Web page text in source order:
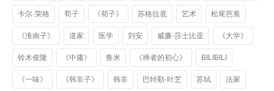
卡尔·荣格 荀子 《荀子》 苏格拉底 艺术 松尾芭蕉
《淮南子》 道家 医学 刘安 威廉·莎士比亚 《大学》
铃木俊隆 《中庸》 鲁米 《禅者的初心》 BILIBILI
《一味》 《韩非子》 韩非 巴特勒·叶芝 苏轼 法家